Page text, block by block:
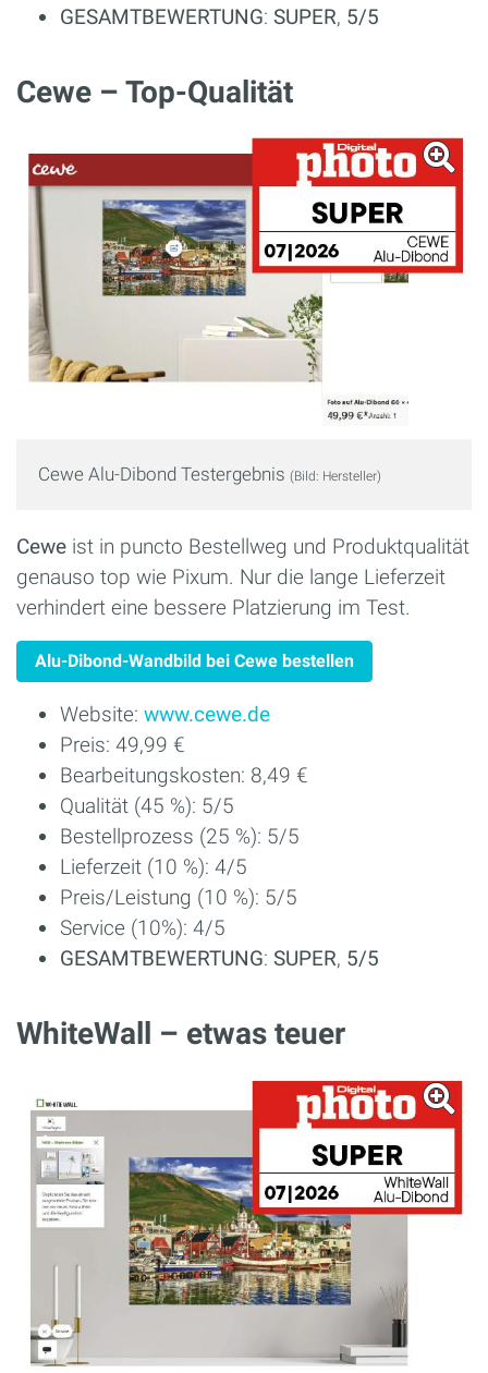
GESAMTBEWERTUNG: SUPER, 5/5
Cewe – Top-Qualität
Cewe Alu-Dibond Testergebnis (Bild: Hersteller)
Cewe ist in puncto Bestellweg und Produktqualität
genauso top wie Pixum. Nur die lange Lieferzeit
verhindert eine bessere Platzierung im Test.
Alu-Dibond-Wandbild bei Cewe bestellen
Website: www.cewe.de
Preis: 49,99 €
Bearbeitungskosten: 8,49 €
Qualität (45 %): 5/5
Bestellprozess (25 %): 5/5
Lieferzeit (10 %): 4/5
Preis/Leistung (10 %): 5/5
Service (10%): 4/5
GESAMTBEWERTUNG: SUPER, 5/5
WhiteWall – etwas teuer